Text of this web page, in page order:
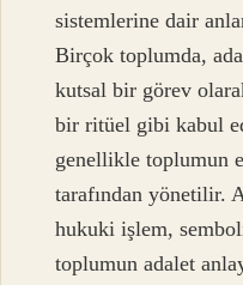
sistemlerine dair
Birçok toplumda,
kutsal bir görev
bir ritüel gibi kabul
genellikle toplumun
tarafından yönetilir.
hukuki işlem,
toplumun adalet